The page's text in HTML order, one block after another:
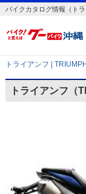
バイクカタログ情報（ト
トライアンフ | TRIUMPH
トライアンフ（